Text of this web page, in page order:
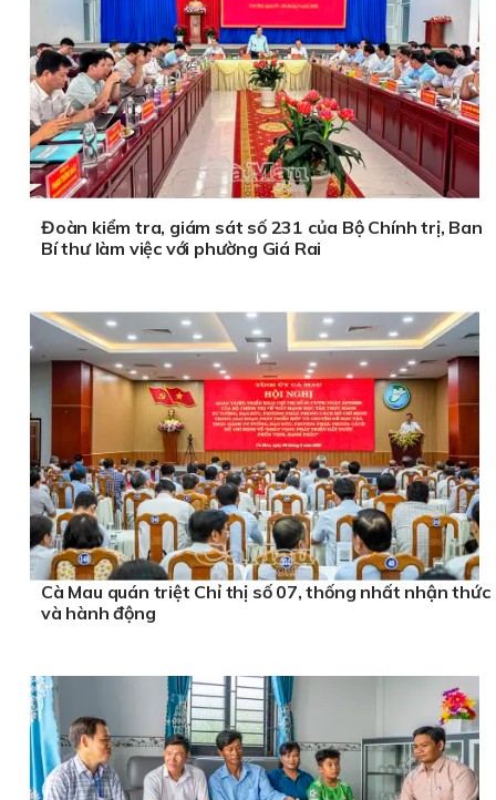
Đoàn kiểm tra, giám sát số 231 của Bộ Chính trị, Ban
Bí thư làm việc với phường Giá Rai
Cà Mau quán triệt Chỉ thị số 07, thống nhất nhận thức
và hành động